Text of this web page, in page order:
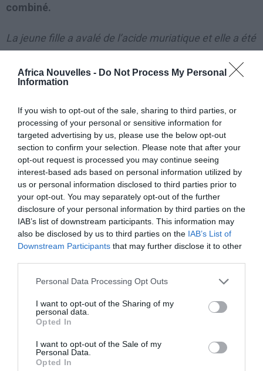
Africa Nouvelles - Do Not Process My Personal
Information
If you wish to opt-out of the sale, sharing to third parties, or
processing of your personal or sensitive information for
targeted advertising by us, please use the below opt-out
section to confirm your selection. Please note that after your
opt-out request is processed you may continue seeing
interest-based ads based on personal information utilized by
us or personal information disclosed to third parties prior to
your opt-out. You may separately opt-out of the further
disclosure of your personal information by third parties on the
IAB’s list of downstream participants. This information may
also be disclosed by us to third parties on the IAB’s List of
Downstream Participants that may further disclose it to other
Personal Data Processing Opt Outs
I want to opt-out of the Sharing of my
personal data.
Opted In
I want to opt-out of the Sale of my
Personal Data.
Opted In
combiné.
La jeune fille a avalé de l’acide muriatique et elle a été
Sant’Orsola Malpighi de Bologna.
Son père et son frère lui
avaient imposé
d’épouser un
compatriote pakistanais
qu’elle ne voulait pas. Et
c’est pour échapper à
ce mariage combiné que la jeune pakistanaise de 16
ans a tenté le suicide.
Il a fallu une intervention de trachéotomie, à cause de
lésions provoquées par l’acide. Quand les conditions
se sont améliorées, la mineure a été transférée en
Pédiatrie. Heureusement qu’elle s’est reprise et est
La jeune pakistanaise est soutenue uniquement par